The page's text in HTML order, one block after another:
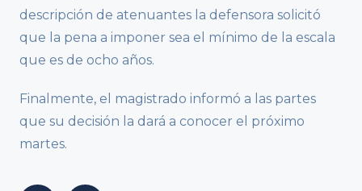
descripción de atenuantes la defensora solicitó
que la pena a imponer sea el mínimo de la escala
que es de ocho años.
Finalmente, el magistrado informó a las partes
que su decisión la dará a conocer el próximo
martes.